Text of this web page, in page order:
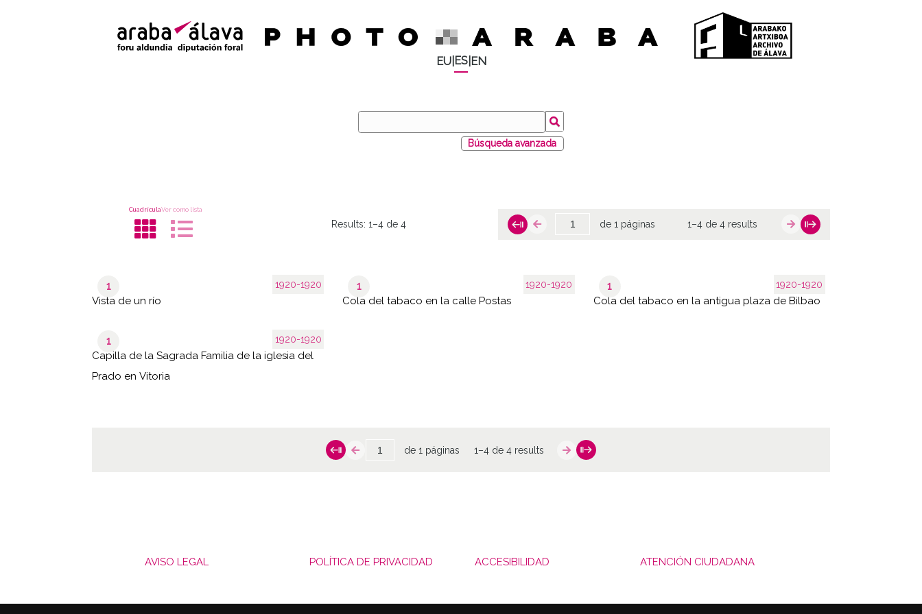
EU| ES| EN
Búsqueda avanzada
CuadrículaVer como lista
Results:1–4 de 4 de 1 páginas 1–4 de 4 results
1920-1920
1
Vista de un río
1920-1920
1
Cola del tabaco en la calle Postas
1920-1920
1
Cola del tabaco en la antigua plaza de Bilbao
1920-1920
1
Capilla de la Sagrada Familia de la iglesia del
Prado en Vitoria
de 1 páginas 1–4 de 4 results
AVISO LEGAL POLÍTICA DE PRIVACIDAD ACCESIBILIDAD ATENCIÓN CIUDADANA